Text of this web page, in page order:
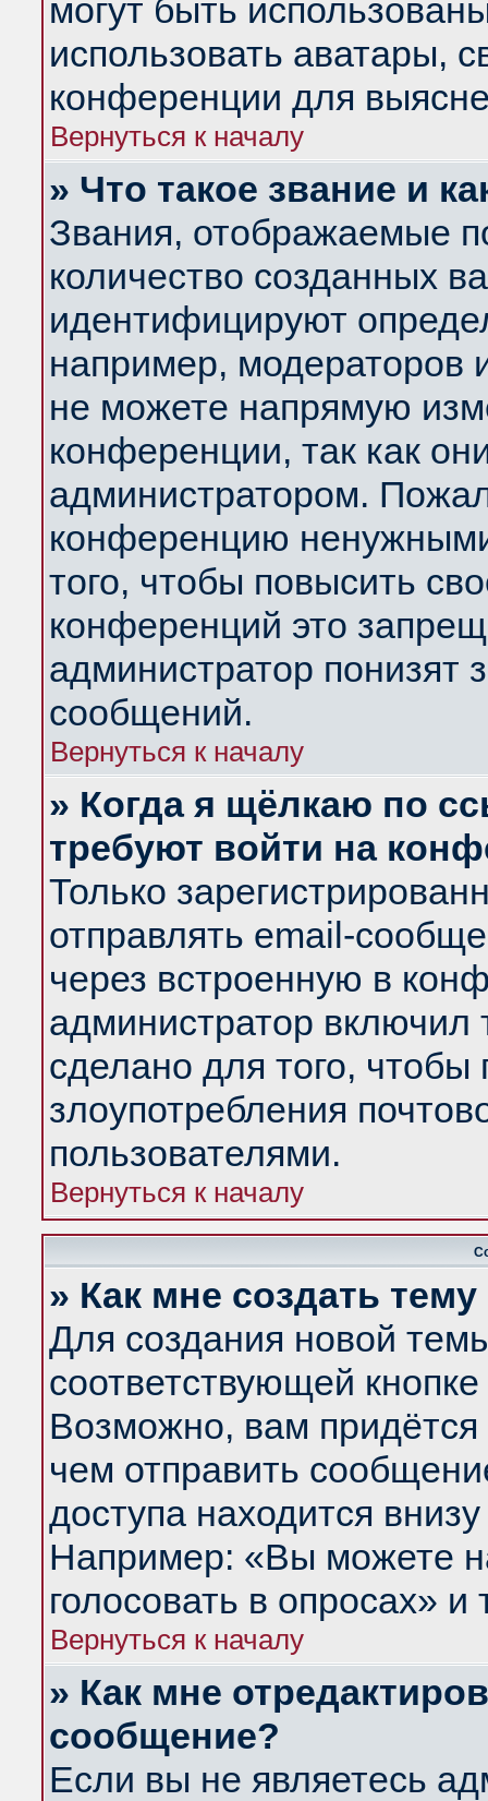
могут быть
использовать аватары,
конференции для
Вернуться к началу
» Что такое звание и
Звания, отображаемые
количество созданных
идентифицируют
например, модераторов
не можете напрямую
конференции, так как
администратором.
конференцию
того, чтобы повысить
конференций это
администратор понизят
сообщений.
Вернуться к началу
» Когда я щёлкаю по
требуют войти на
Только
отправлять email-
через встроенную в
администратор
сделано для того, чтобы
злоупотребления
пользователями.
Вернуться к началу
» Как мне создать
Для создания новой
соответствующей
Возможно, вам придётся
чем отправить
доступа находится
Например: «Вы можете
голосовать в опросах» и
Вернуться к началу
» Как мне
сообщение?
Если вы не являетесь